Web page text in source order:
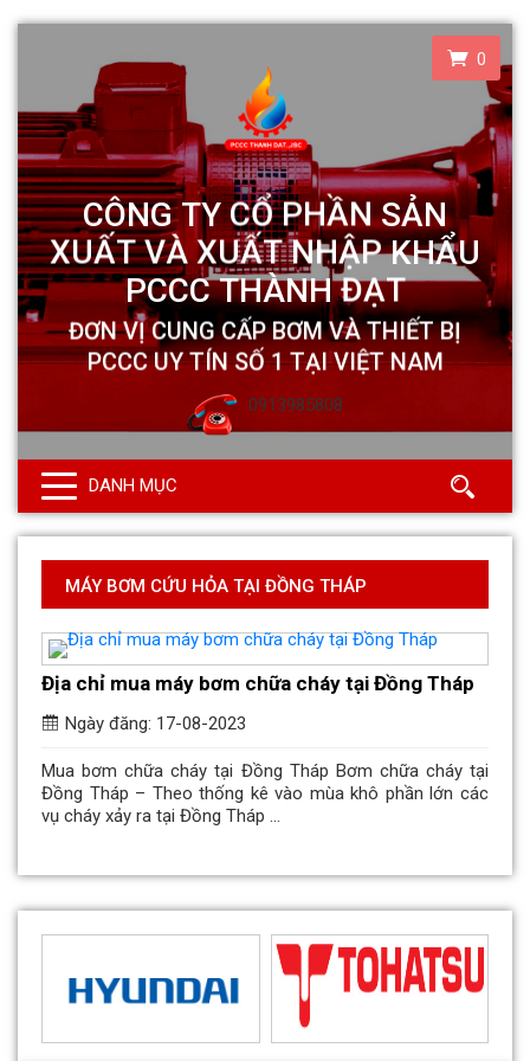
0
0913985808
DANH MỤC
MÁY BƠM CỨU HỎA TẠI ĐỒNG THÁP
Địa chỉ mua máy bơm chữa cháy tại Đồng Tháp
Ngày đăng: 17-08-2023
Mua bơm chữa cháy tại Đồng Tháp Bơm chữa cháy tại
Đồng Tháp – Theo thống kê vào mùa khô phần lớn các
vụ cháy xảy ra tại Đồng Tháp ...